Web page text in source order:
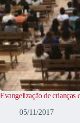
Evangelização de crianças
05/11/2017